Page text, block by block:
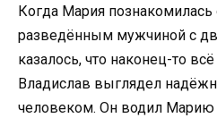
Когда Мария
разведённым мужчиной с
казалось, что наконец-то
Владислав выглядел
человеком. Он водил Марию